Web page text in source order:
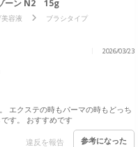
ゾーン N2 15g
容液
ブラシタイプ
2026/03/23
エクステの時もパーマの時もどっち
す。 おすすめです
違反を報告 参考になった